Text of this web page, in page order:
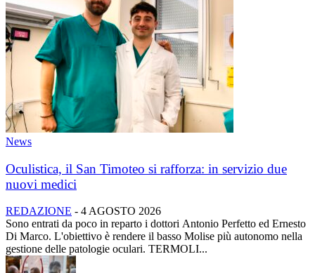
News
Oculistica, il San Timoteo si rafforza: in servizio due
nuovi medici
REDAZIONE - 4 AGOSTO 2026
Sono entrati da poco in reparto i dottori Antonio Perfetto ed Ernesto
Di Marco. L'obiettivo è rendere il basso Molise più autonomo nella
gestione delle patologie oculari. TERMOLI...